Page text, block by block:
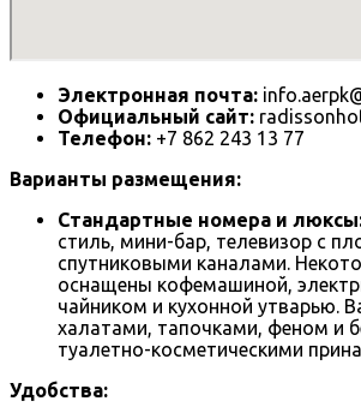
Электронная почта:
Официальный сайт:
Телефон: +7 862 243 13 77
Варианты размещения:
Стандартные номера и
стиль, мини-бар, телевизор с
спутниковыми каналами.
оснащены кофемашиной,
чайником и кухонной утварью.
халатами, тапочками, феном и
туалетно-косметическими
Удобства: